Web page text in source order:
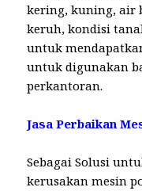
kering, kuning, air
keruh, kondisi
untuk
untuk digunakan
perkantoran.
Jasa Perbaikan
Sebagai Solusi
kerusakan mesin